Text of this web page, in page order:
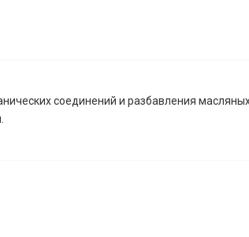
соединений и разбавления